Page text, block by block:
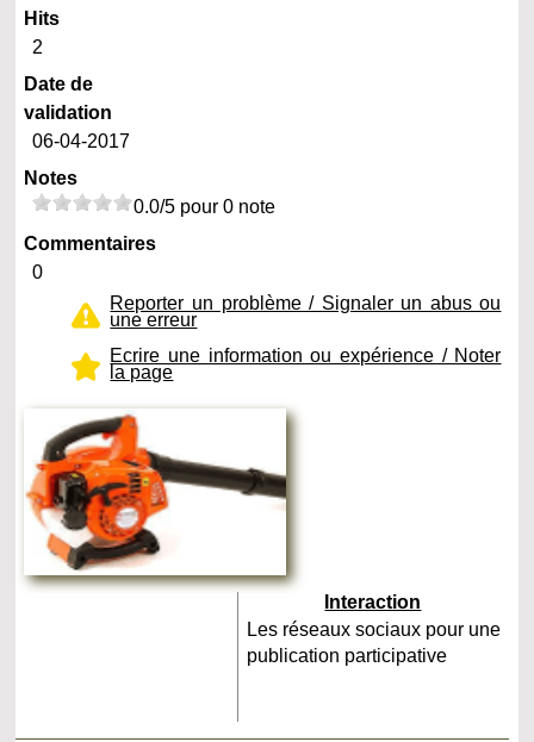
Hits
2
Date de
validation
06-04-2017
Notes
0.0/5 pour 0 note
Commentaires
0
Reporter un problème / Signaler un abus ou
une erreur
Ecrire une information ou expérience / Noter
la page
Interaction
Les réseaux sociaux pour une
publication participative